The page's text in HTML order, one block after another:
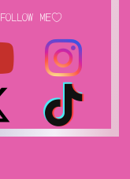
FOLLOW ME♡